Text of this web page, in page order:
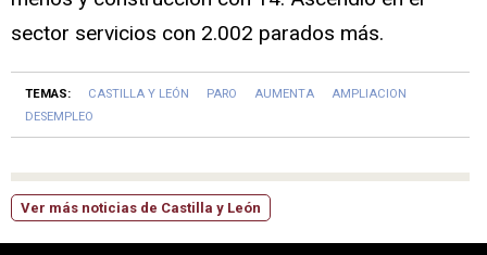
sector servicios con 2.002 parados más.
TEMAS: CASTILLA Y LEÓN PARO AUMENTA
AMPLIACION
DESEMPLEO
Ver más noticias de Castilla y León